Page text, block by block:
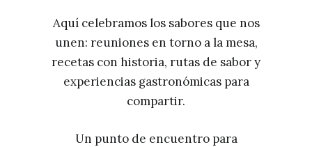
Aquí celebramos los sabores que nos
unen: reuniones en torno a la mesa,
recetas con historia, rutas de sabor y
experiencias gastronómicas para
compartir.
Un punto de encuentro para